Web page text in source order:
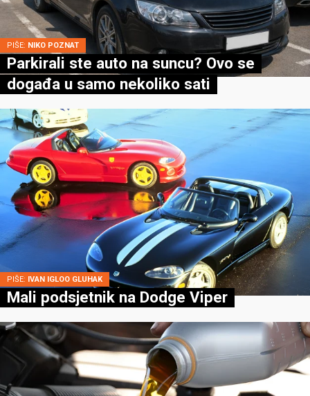
PIŠE: NIKO POZNAT
Parkirali ste auto na suncu? Ovo se
događa u samo nekoliko sati
PIŠE: IVAN IGLOO GLUHAK
Mali podsjetnik na Dodge Viper